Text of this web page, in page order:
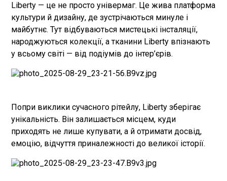
Liberty — це не просто універмаг. Це жива платформа
культури й дизайну, де зустрічаються минуле і
майбутнє. Тут відбуваються мистецькі інсталяції,
народжуються колекції, а тканини Liberty впізнають
у всьому світі — від подіумів до інтер’єрів.
Попри виклики сучасного рітейлу, Liberty зберігає
унікальність. Він залишається місцем, куди
приходять не лише купувати, а й отримати досвід,
емоцію, відчуття приналежності до великої історії.